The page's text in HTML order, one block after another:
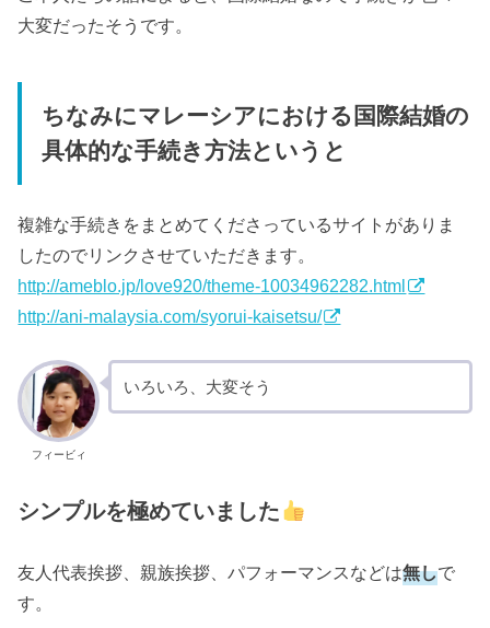
大変だったそうです。
ちなみにマレーシアにおける国際結婚の
具体的な手続き方法というと
複雑な手続きをまとめてくださっているサイトがありま
したのでリンクさせていただきます。
http://ameblo.jp/love920/theme-10034962282.html
http://ani-malaysia.com/syorui-kaisetsu/
フィービィ
いろいろ、大変そう
シンプルを極めていました
友人代表挨拶、親族挨拶、パフォーマンスなどは無しで
す。